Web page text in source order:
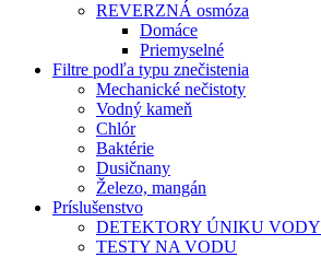
REVERZNÁ osmóza
Domáce
Priemyselné
Filtre podľa typu znečistenia
Mechanické nečistoty
Vodný kameň
Chlór
Baktérie
Dusičnany
Železo, mangán
Príslušenstvo
DETEKTORY ÚNIKU VODY
TESTY NA VODU